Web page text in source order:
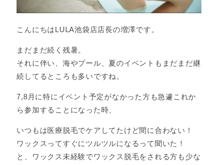
こんにちはLULA池袋店店長の増澤です。
まだまだ続く残暑。
それに伴い、海やプール、夏のイベントもまだまだ継
続してるところも多いですね。
7,8月に特にイベント予定がなかった方も急遽これか
ら参加することになった時、
いつもは医療脱毛でケアしてたけど間に合わない！
ワックスってすぐにツルツルになるって聞いた！
と、ワックス未経験でワックス脱毛をされる方も少な